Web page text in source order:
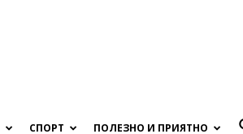
СПОРТ ПОЛЕЗНО И ПРИЯТНО